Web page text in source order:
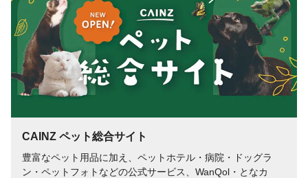
カロリー
359kcal/100g
与え方
1日の給与量は体重の約10%を目安とし、毎
日食べた分だけ補充、また、古いものや汚
れたものは新しいものと替えてください。
使用方法
エサを切らさないように十分注意してくだ
さい。
使用上の注意
本品はペットフードです。目的以外のご使
どが異なる場合がございますが、品質には
問題ありません。本品は自然の農作物です
ので虫がつくことがあります。
CAINZ ペット総合サイト
豊富なペット用品に加え、ペットホテル・病院・ドッグラ
ン・ペットフォトなどの公式サービス、WanQol・となカ